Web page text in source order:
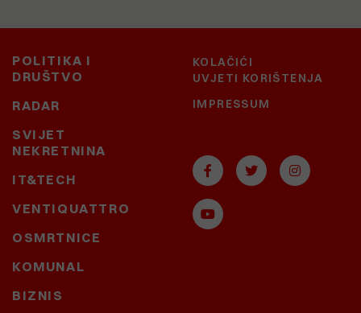
POLITIKA I
DRUŠTVO
RADAR
SVIJET
NEKRETNINA
IT&TECH
VENTIQUATTRO
OSMRTNICE
KOMUNAL
BIZNIS
KOLAČIĆI
UVJETI KORIŠTENJA
IMPRESSUM